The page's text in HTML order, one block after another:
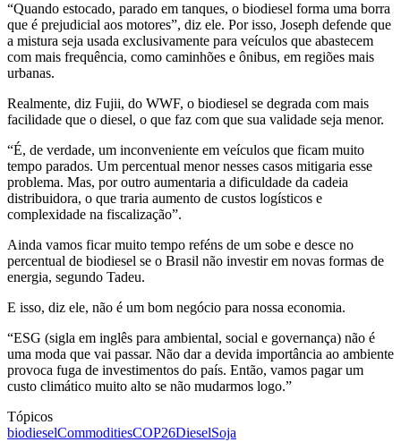
“Quando estocado, parado em tanques, o biodiesel forma uma borra
que é prejudicial aos motores”, diz ele. Por isso, Joseph defende que
a mistura seja usada exclusivamente para veículos que abastecem
com mais frequência, como caminhões e ônibus, em regiões mais
urbanas.
Realmente, diz Fujii, do WWF, o biodiesel se degrada com mais
facilidade que o diesel, o que faz com que sua validade seja menor.
“É, de verdade, um inconveniente em veículos que ficam muito
tempo parados. Um percentual menor nesses casos mitigaria esse
problema. Mas, por outro aumentaria a dificuldade da cadeia
distribuidora, o que traria aumento de custos logísticos e
complexidade na fiscalização”.
Ainda vamos ficar muito tempo reféns de um sobe e desce no
percentual de biodiesel se o Brasil não investir em novas formas de
energia, segundo Tadeu.
E isso, diz ele, não é um bom negócio para nossa economia.
“ESG (sigla em inglês para ambiental, social e governança) não é
uma moda que vai passar. Não dar a devida importância ao ambiente
provoca fuga de investimentos do país. Então, vamos pagar um
custo climático muito alto se não mudarmos logo.”
Tópicos
biodieselCommoditiesCOP26DieselSoja